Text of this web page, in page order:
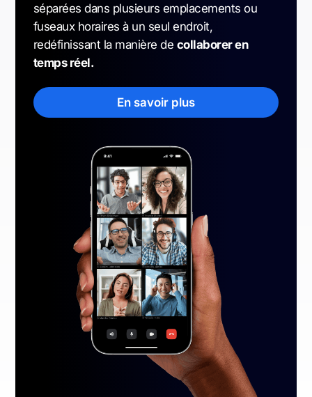
séparées dans plusieurs emplacements ou
fuseaux horaires à un seul endroit,
redéfinissant la manière de collaborer en
temps réel.
En savoir plus